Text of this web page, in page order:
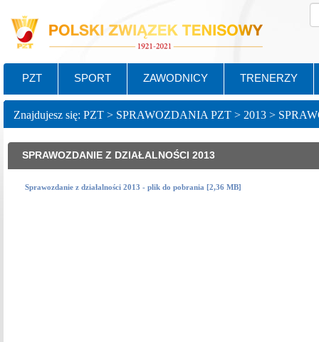
PZT SPORT ZAWODNICY TRENERZY
SPRAWOZDANIE Z DZIAŁALNOŚCI 2013
Sprawozdanie z działalności 2013 - plik do pobrania [2,36 MB]